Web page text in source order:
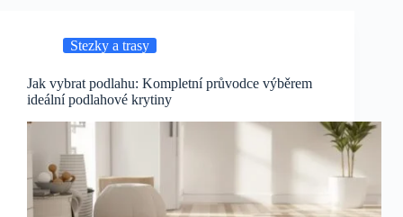
Stezky a trasy
Jak vybrat podlahu: Kompletní průvodce výběrem
ideální podlahové krytiny